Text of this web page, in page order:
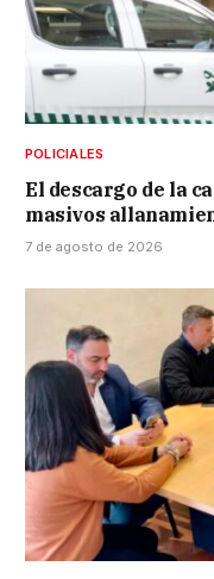
POLICIALES
El descargo de la
masivos
7 de agosto de 2026